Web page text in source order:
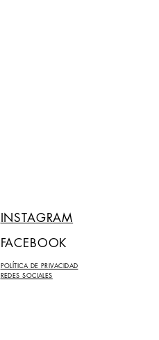
INSTAGRAM
FACEBOOK
POLÍTICA DE PRIVACIDAD
REDES SOCIALES